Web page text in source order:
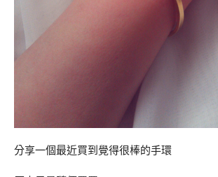
分享一個最近買到覺得很棒的手環